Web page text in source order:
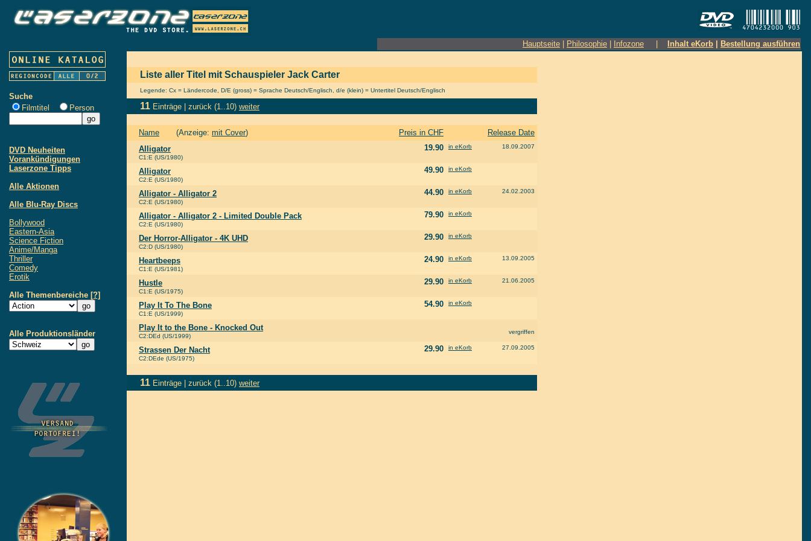
Hauptseite Philosophie Infozone Inhalt eKorb Bestellung ausführen
Suche
Filmtitel
Person
DVD Neuheiten
Vorankündigungen
Laserzone Tipps
Alle Aktionen
Alle Blu-Ray Discs
Bollywood
Eastern-Asia
Science Fiction
Anime/Manga
Thriller
Comedy
Erotik
Alle Themenbereiche [?]
Alle Produktionsländer
Liste aller Titel mit Schauspieler Jack Carter
Legende: Cx = Ländercode, D/E (gross) = Sprache Deutsch/Englisch, d/e (klein) = Untertitel Deutsch/Englisch
11 Einträge | zurück (1..10) weiter
Name (Anzeige: mit Cover) Preis in CHF
Release Date
Alligator
C1:E (US/1980)
19.90 in eKorb 18.09.2007
Alligator
C2:E (US/1980)
49.90 in eKorb
Alligator - Alligator 2
C2:E (US/1980)
44.90 in eKorb 24.02.2003
Alligator - Alligator 2 - Limited Double Pack
C2:E (US/1980)
79.90 in eKorb
Der Horror-Alligator - 4K UHD
C2:D (US/1980)
29.90 in eKorb
Heartbeeps
C1:E (US/1981)
24.90 in eKorb 13.09.2005
Hustle
C1:E (US/1975)
29.90 in eKorb 21.06.2005
Play It To The Bone
C1:E (US/1999)
54.90 in eKorb
Play It to the Bone - Knocked Out
C2:DEd (US/1999)
vergriffen
Strassen Der Nacht
C2:DEde (US/1975)
29.90 in eKorb 27.09.2005
11 Einträge | zurück (1..10) weiter